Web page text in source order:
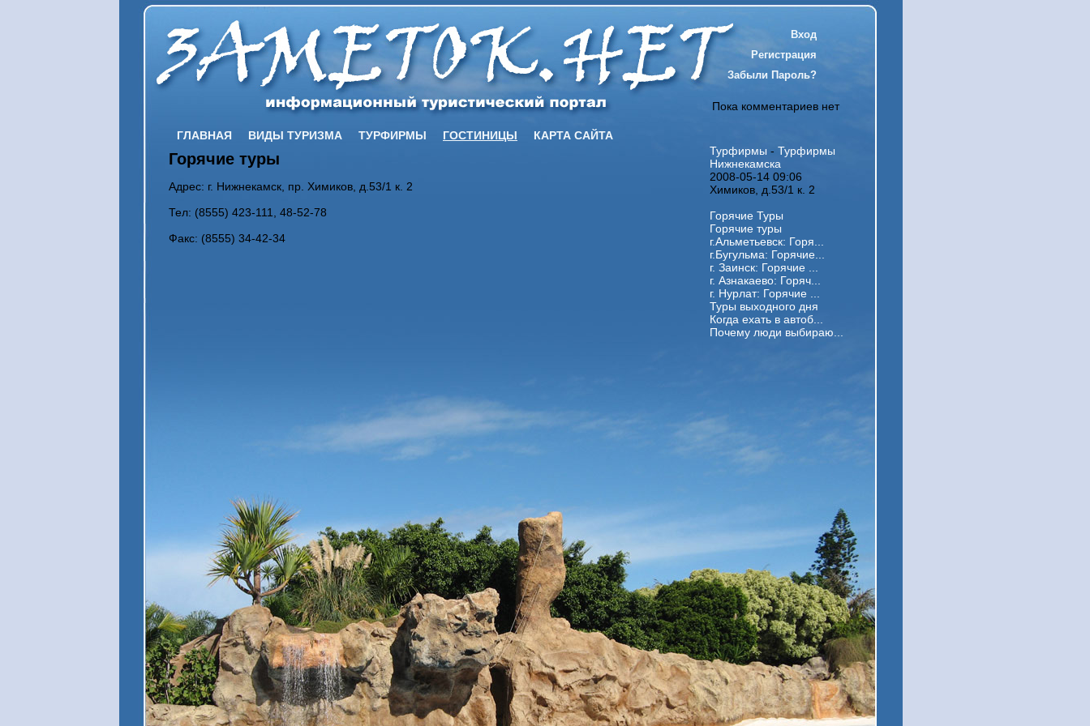
Вход
Регистрация
Забыли Пароль?
ГЛАВНАЯ ВИДЫ ТУРИЗМА ТУРФИРМЫ ГОСТИНИЦЫ КАРТА САЙТА
Горячие туры
Адрес: г. Нижнекамск, пр. Химиков, д.53/1 к. 2
Тел: (8555) 423-111, 48-52-78
Факс: (8555) 34-42-34
Пока комментариев нет
Турфирмы - Турфирмы
Нижнекамска
2008-05-14 09:06
Химиков, д.53/1 к. 2
Горячие Туры
Горячие туры
г.Альметьевск: Горя...
г.Бугульма: Горячие...
г. Заинск: Горячие ...
г. Азнакаево: Горяч...
г. Нурлат: Горячие ...
Туры выходного дня
Когда ехать в автоб...
Почему люди выбираю...